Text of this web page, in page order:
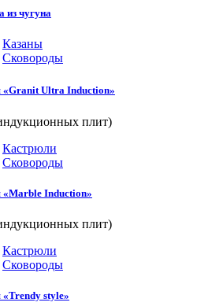
из чугуна
Казаны
Сковороды
«Granit Ultra Induction»
плит)
Кастрюли
Сковороды
«Marble Induction»
плит)
Кастрюли
Сковороды
style»